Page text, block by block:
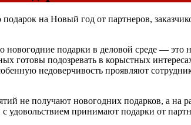
на Новый год от партнеров,
подарки в деловой среде — это
готовы подозревать в корыстных
недоверчивость проявляют
не получают новогодних подарков, а на
удовольствием принимают подарки от